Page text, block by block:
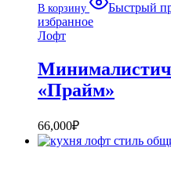
В корзину Быстрый
избранное
Лофт
«Прайм»
66,000₽